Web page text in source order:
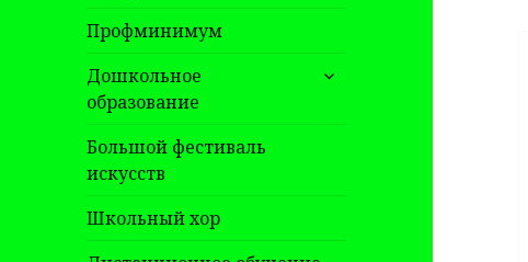
Профминимум
Дошкольное
образование
раскрыть
Большой фестиваль
искусств
Школьный хор